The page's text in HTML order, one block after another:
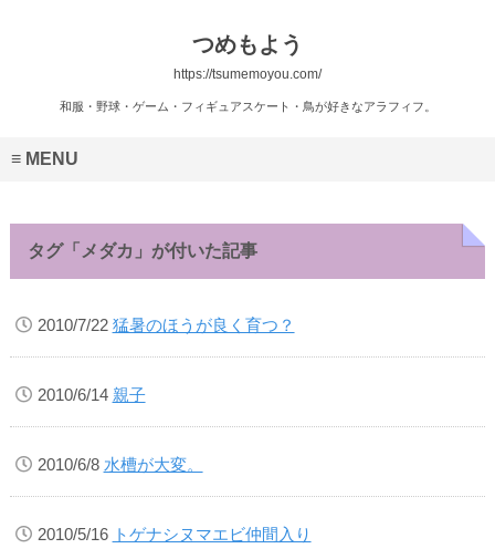
つめもよう
https://tsumemoyou.com/
和服・野球・ゲーム・フィギュアスケート・鳥が好きなアラフィフ。
MENU
タグ「メダカ」が付いた記事
2010/7/22 猛暑のほうが良く育つ？
2010/6/14 親子
2010/6/8 水槽が大変。
2010/5/16 トゲナシヌマエビ仲間入り